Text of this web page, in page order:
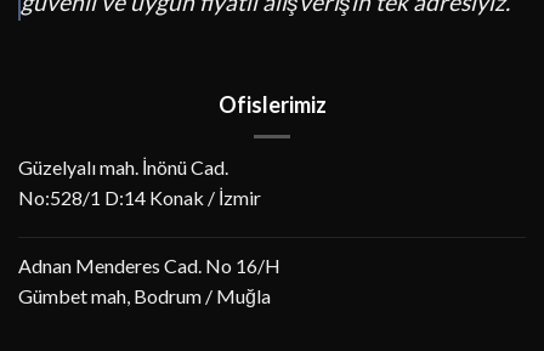
Ofislerimiz
Güzelyalı mah. İnönü Cad.
No:528/1 D:14 Konak / İzmir
Adnan Menderes Cad. No 16/H
Gümbet mah, Bodrum / Muğla